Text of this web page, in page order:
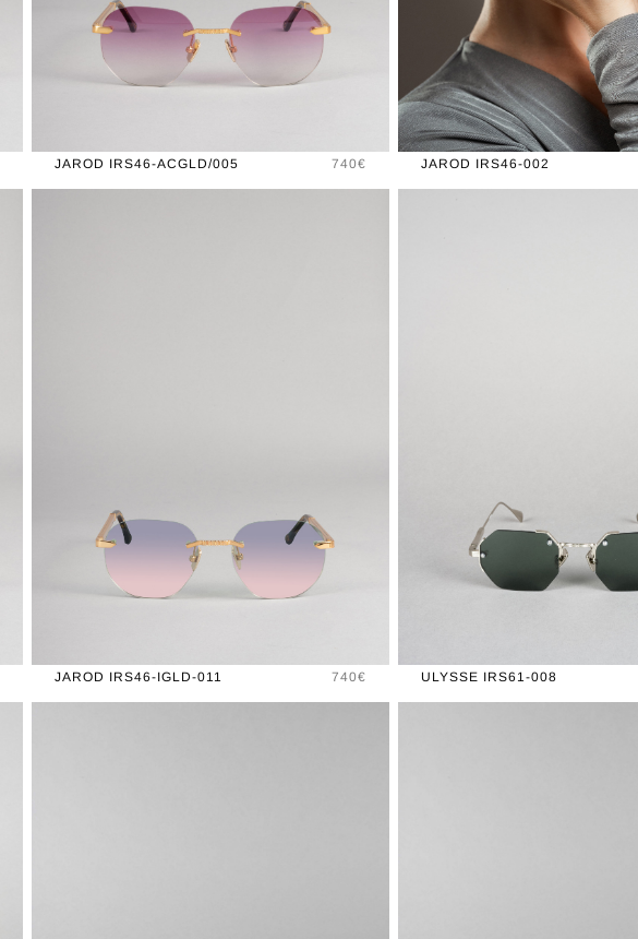
JAROD IRS46-ACGLD/005 Prix
740€ JAROD IRS46-002
JAROD IRS46-IGLD-011 Prix
740€ ULYSSE IRS61-008